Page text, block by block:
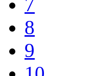
7
8
9